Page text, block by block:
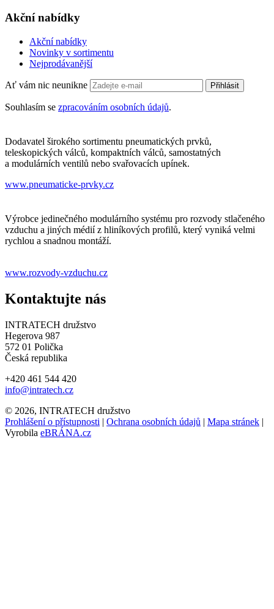
Akční nabídky
Akční nabídky
Novinky v sortimentu
Nejprodávanější
Ať vám nic neunikne Přihlásit
Souhlasím se zpracováním osobních údajů.
Dodavatel širokého sortimentu pneumatických prvků,
teleskopických válců, kompaktních válců, samostatných
a modulárních ventilů nebo svařovacích upínek.
www.pneumaticke-prvky.cz
Výrobce jedinečného modulárního systému pro rozvody stlačeného
vzduchu a jiných médií z hliníkových profilů, který vyniká velmi
rychlou a snadnou montáží.
www.rozvody-vzduchu.cz
Kontaktujte nás
INTRATECH družstvo
Hegerova 987
572 01 Polička
Česká republika
+420 461 544 420
info@intratech.cz
© 2026, INTRATECH družstvo
Prohlášení o přístupnosti | Ochrana osobních údajů | Mapa stránek |
Vyrobila eBRÁNA.cz